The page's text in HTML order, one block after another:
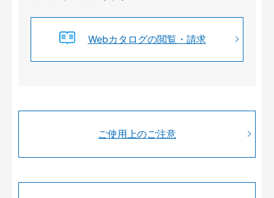
Webカタログの閲覧・請求
ご使用上のご注意